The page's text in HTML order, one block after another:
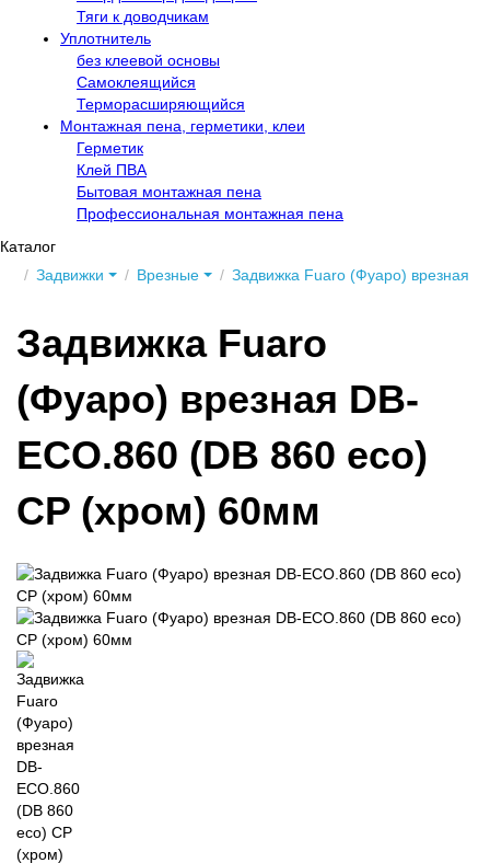
Тяги к доводчикам
Уплотнитель
без клеевой основы
Самоклеящийся
Терморасширяющийся
Монтажная пена, герметики, клеи
Герметик
Клей ПВА
Бытовая монтажная пена
Профессиональная монтажная пена
Каталог
Задвижки
Врезные Задвижка Fuaro (Фуаро) врезная
Задвижка Fuaro
(Фуаро) врезная DB-
ECO.860 (DB 860 eco)
CP (хром) 60мм